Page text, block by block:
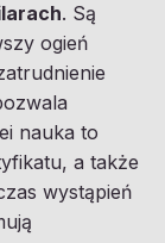
. Są
ogień
nauka to
a także
wystąpień